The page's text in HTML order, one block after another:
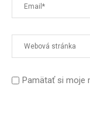
Pamätať si moje